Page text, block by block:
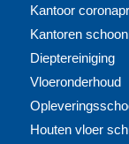
Kantoor
Kantoren
Dieptereiniging
Vloeronderhoud
Houten vloer